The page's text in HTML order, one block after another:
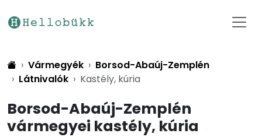
Vármegyék
Borsod-Abaúj-Zemplén
Látnivalók
Kastély, kúria
Borsod-Abaúj-Zemplén
vármegyei kastély, kúria